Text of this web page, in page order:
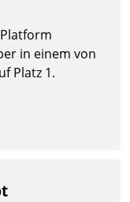
in einem von
Platz 1.